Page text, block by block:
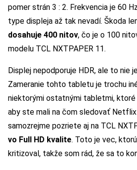
pomer strán 3 : 2. Frekvencia je 60
type displeja až tak nevadí. Škoda
dosahuje 400 nitov, čo je o 100
modelu TCL NXTPAPER 11.
Displej nepodporuje HDR, ale to nie
Zameranie tohto tabletu je trochu
niektorými ostatnými tabletmi, ktoré
aby ste mali na čom sledovať
samozrejme pozriete aj na TCL
vo Full HD kvalite. Toto je vec,
kritizoval, takže som rád, že sa to